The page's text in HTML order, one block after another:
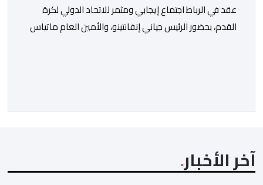
عقد في الرباط اجتماع إيجابي ومثمر للاتحاد الدولي لكرة
القدم، بحضور الرئيس جياني إنفانتينو، والأمين العام ماتياس
المسؤول الوحيد المباشر والمنتخب من قِبل 211 اتحادا […]
آخر الأخبار